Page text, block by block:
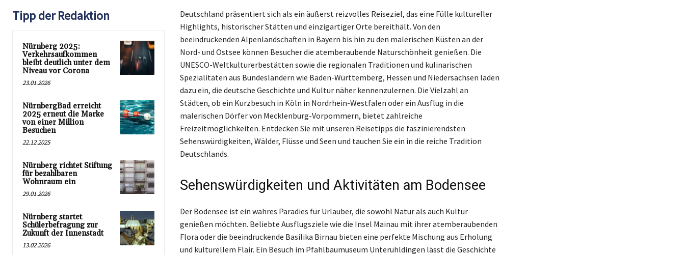
Tipp der Redaktion
Nürnberg 2025:
Verkehrsaufkommen
bleibt deutlich unter dem
Niveau vor Corona
23.01.2026
NürnbergBad erreicht
2025 erneut die Marke
von einer Million
Besuchen
22.12.2025
Nürnberg richtet Stiftung
für bezahlbaren
Wohnraum ein
29.01.2026
Nürnberg startet
Schülerbefragung zur
Zukunft der Innenstadt
13.02.2026
Deutschland präsentiert sich als ein äußerst reizvolles Reiseziel, das eine Fülle kultureller
Highlights, historischer Stätten und einzigartiger Orte bereithält. Von den
beeindruckenden Alpenlandschaften in Bayern bis hin zu den malerischen Küsten an der
Nord- und Ostsee können Besucher die atemberaubende Naturschönheit genießen. Die
UNESCO-Weltkulturerbestätten sowie die regionalen Traditionen und kulinarischen
Spezialitäten aus Bundesländern wie Baden-Württemberg, Hessen und Niedersachsen laden
dazu ein, die deutsche Geschichte und Kultur näher kennenzulernen. Die Vielzahl an
Städten, ob ein Kurzbesuch in Köln in Nordrhein-Westfalen oder ein Ausflug in die
malerischen Dörfer von Mecklenburg-Vorpommern, bietet zahlreiche
Freizeitmöglichkeiten. Entdecken Sie mit unseren Reisetipps die faszinierendsten
Sehenswürdigkeiten, Wälder, Flüsse und Seen und tauchen Sie ein in die reiche Tradition
Deutschlands.
Sehenswürdigkeiten und Aktivitäten am Bodensee
Der Bodensee ist ein wahres Paradies für Urlauber, die sowohl Natur als auch Kultur
genießen möchten. Beliebte Ausflugsziele wie die Insel Mainau mit ihrer atemberaubenden
Flora oder die beeindruckende Basilika Birnau bieten eine perfekte Mischung aus Erholung
und kulturellem Flair. Ein Besuch im Pfahlbaumuseum Unteruhldingen lässt die Geschichte